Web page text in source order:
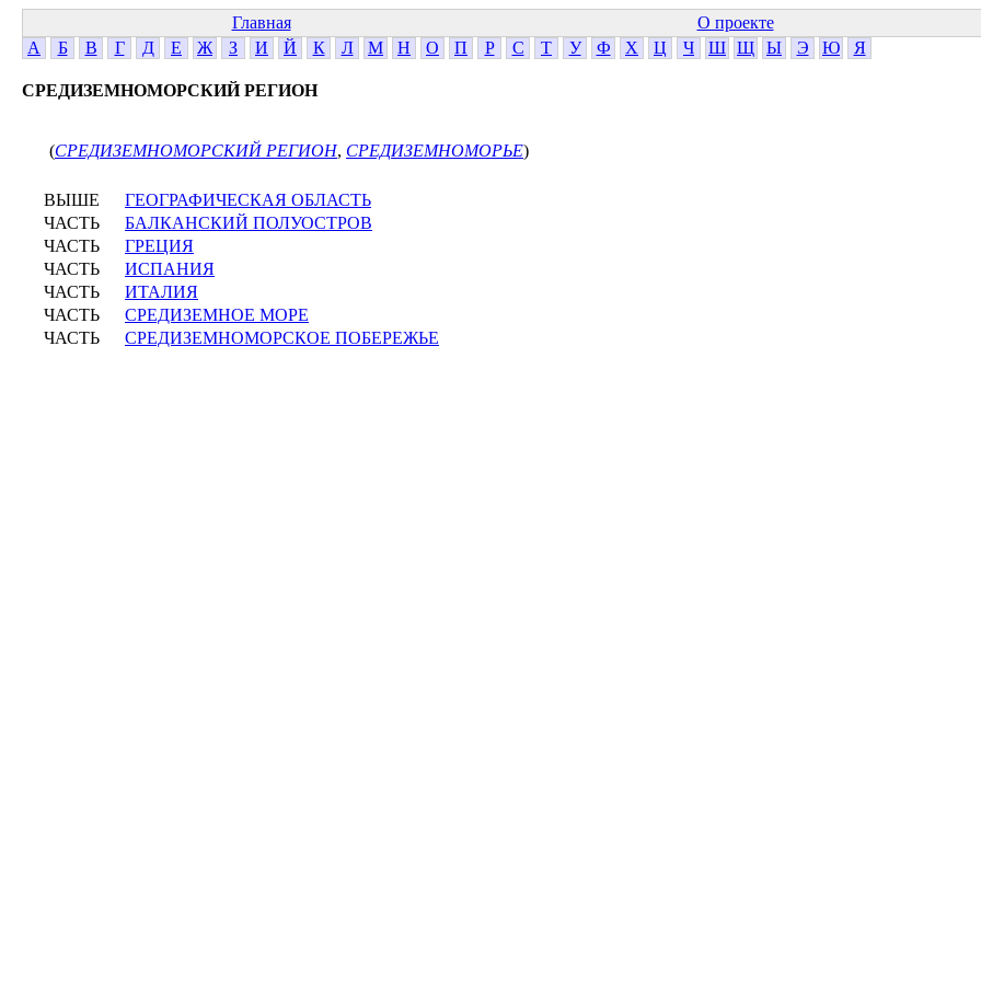
Главная О проекте
А
Б В Г Д Е Ж З И Й К Л М Н О П Р С Т У Ф Х Ц Ч Ш Щ Ы Э Ю Я
СРЕДИЗЕМНОМОРСКИЙ РЕГИОН
(СРЕДИЗЕМНОМОРСКИЙ РЕГИОН, СРЕДИЗЕМНОМОРЬЕ)
ВЫШЕ
ГЕОГРАФИЧЕСКАЯ ОБЛАСТЬ
ЧАСТЬ
БАЛКАНСКИЙ ПОЛУОСТРОВ
ЧАСТЬ
ГРЕЦИЯ
ЧАСТЬ
ИСПАНИЯ
ЧАСТЬ
ИТАЛИЯ
ЧАСТЬ
СРЕДИЗЕМНОЕ МОРЕ
ЧАСТЬ
СРЕДИЗЕМНОМОРСКОЕ ПОБЕРЕЖЬЕ